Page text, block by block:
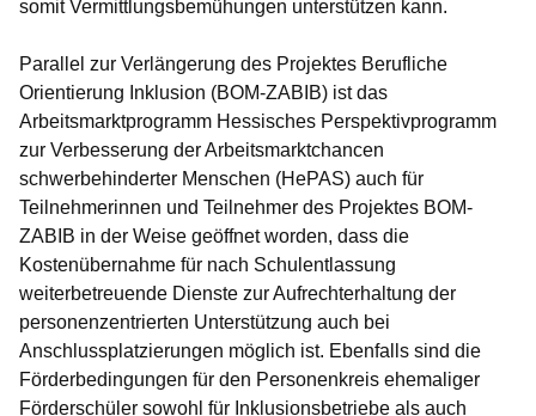
somit Vermittlungsbemühungen unterstützen kann.
Parallel zur Verlängerung des Projektes Berufliche
Orientierung Inklusion (BOM-ZABIB) ist das
Arbeitsmarktprogramm Hessisches Perspektivprogramm
zur Verbesserung der Arbeitsmarktchancen
schwerbehinderter Menschen (HePAS) auch für
Teilnehmerinnen und Teilnehmer des Projektes BOM-
ZABIB in der Weise geöffnet worden, dass die
Kostenübernahme für nach Schulentlassung
weiterbetreuende Dienste zur Aufrechterhaltung der
personenzentrierten Unterstützung auch bei
Anschlussplatzierungen möglich ist. Ebenfalls sind die
Förderbedingungen für den Personenkreis ehemaliger
Förderschüler sowohl für Inklusionsbetriebe als auch